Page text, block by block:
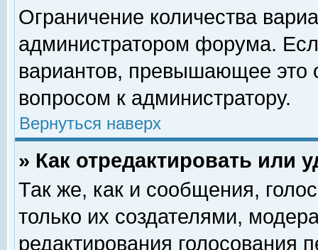
Ограничение количества
администратором форума.
вариантов, превышающее это
вопросом к администратору.
Вернуться наверх
» Как отредактировать или
Так же, как и сообщения,
только их создателями,
редактирования голосования